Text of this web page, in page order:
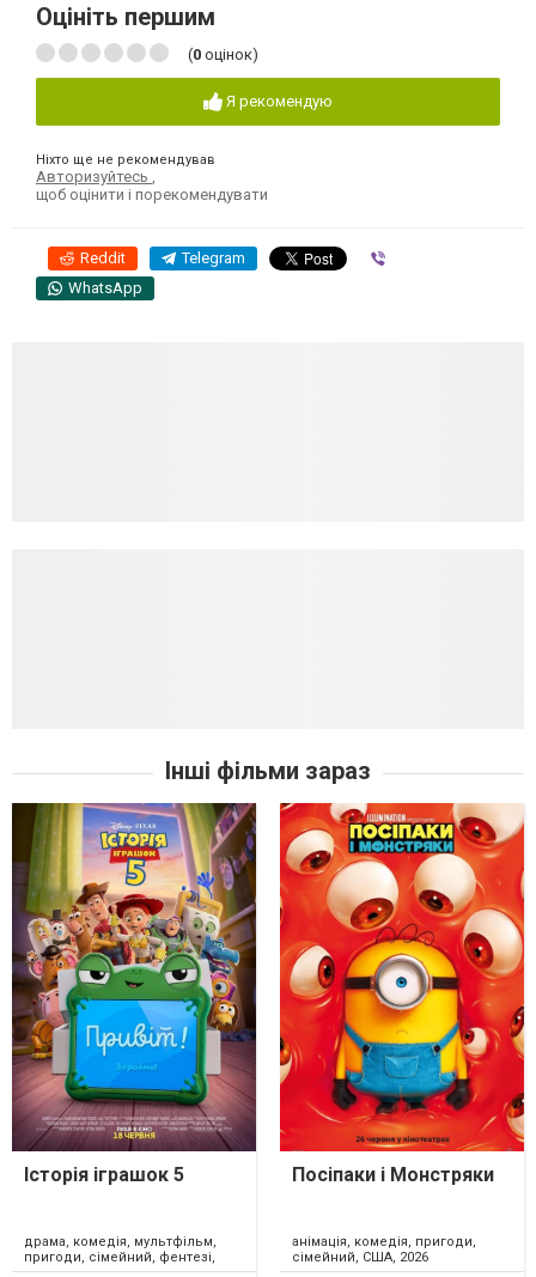
Оцініть першим
(0 оцінок)
Я рекомендую
Ніхто ще не рекомендував
Авторизуйтесь ,
щоб оцінити і порекомендувати
Reddit Telegram
WhatsApp
Інші фільми зараз
Історія іграшок 5
драма, комедія, мультфільм,
пригоди, сімейний, фентезі,
США, 2026
Посіпаки і Монстряки
анімація, комедія, пригоди,
сімейний, США, 2026